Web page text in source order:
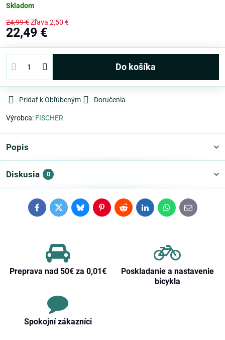
Skladom
24,99 €Zľava 2,50 €
22,49 €
Do košíka
Pridať k Obľúbeným Doručenia
Výrobca: FISCHER
Popis
Diskusia 0
FacebookTwitterBlueskyPinterestRedditLinkedInWhatsApp
E-
mail
Preprava nad 50€ za 0,01€
Poskladanie a nastavenie
bicykla
Spokojní zákazníci